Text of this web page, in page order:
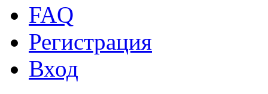
FAQ
Регистрация
Вход